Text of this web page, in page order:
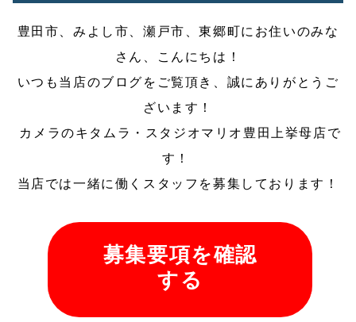
豊田市、みよし市、瀬戸市、東郷町にお住いのみな
さん、こんにちは！
いつも当店のブログをご覧頂き、誠にありがとうご
ざいます！
す！
当店では一緒に働くスタッフを募集しております！
募集要項を確認
する